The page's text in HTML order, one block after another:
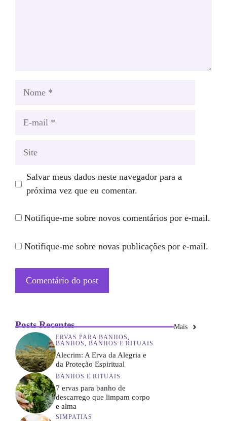
Salvar meus dados neste navegador para a
próxima vez que eu comentar.
Notifique-me sobre novos comentários por e-mail.
Notifique-me sobre novas publicações por e-mail.
Posts Recentes Mais
ERVAS PARA BANHOS
BANHOS
BANHOS E RITUAIS
Alecrim: A Erva da Alegria e
da Proteção Espiritual
BANHOS E RITUAIS
7 ervas para banho de
descarrego que limpam corpo
e alma
SIMPATIAS